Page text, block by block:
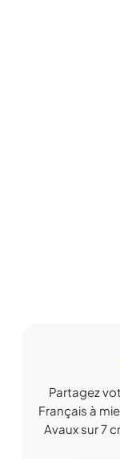
Partagez
Français à
Avaux sur 7